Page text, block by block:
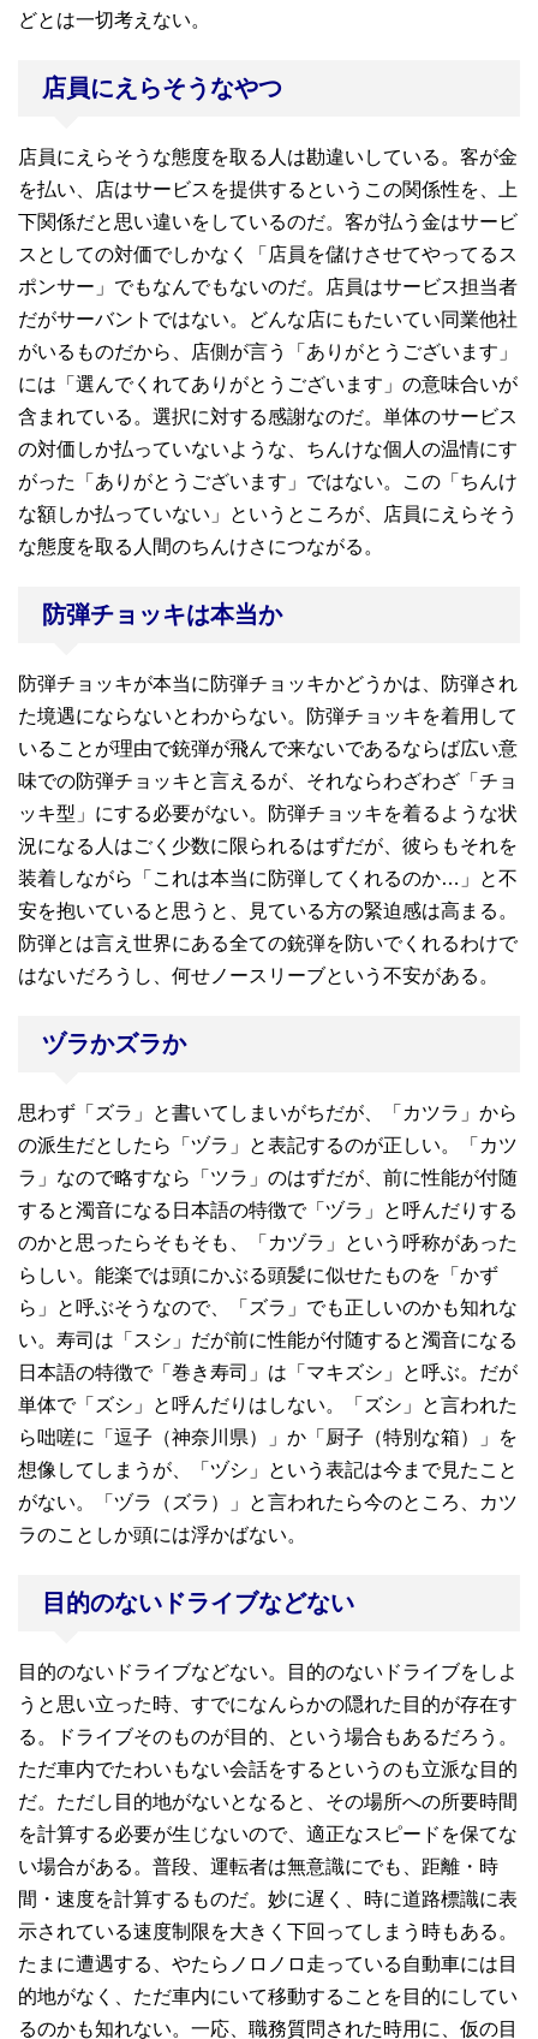
どとは一切考えない。
店員にえらそうなやつ
店員にえらそうな態度を取る人は勘違いしている。客が金
を払い、店はサービスを提供するというこの関係性を、上
下関係だと思い違いをしているのだ。客が払う金はサービ
スとしての対価でしかなく「店員を儲けさせてやってるス
ポンサー」でもなんでもないのだ。店員はサービス担当者
だがサーバントではない。どんな店にもたいてい同業他社
がいるものだから、店側が言う「ありがとうございます」
には「選んでくれてありがとうございます」の意味合いが
含まれている。選択に対する感謝なのだ。単体のサービス
の対価しか払っていないような、ちんけな個人の温情にす
がった「ありがとうございます」ではない。この「ちんけ
な額しか払っていない」というところが、店員にえらそう
な態度を取る人間のちんけさにつながる。
防弾チョッキは本当か
防弾チョッキが本当に防弾チョッキかどうかは、防弾され
た境遇にならないとわからない。防弾チョッキを着用して
いることが理由で銃弾が飛んで来ないであるならば広い意
味での防弾チョッキと言えるが、それならわざわざ「チョ
ッキ型」にする必要がない。防弾チョッキを着るような状
況になる人はごく少数に限られるはずだが、彼らもそれを
装着しながら「これは本当に防弾してくれるのか…」と不
安を抱いていると思うと、見ている方の緊迫感は高まる。
防弾とは言え世界にある全ての銃弾を防いでくれるわけで
はないだろうし、何せノースリーブという不安がある。
ヅラかズラか
思わず「ズラ」と書いてしまいがちだが、「カツラ」から
の派生だとしたら「ヅラ」と表記するのが正しい。「カツ
ラ」なので略すなら「ツラ」のはずだが、前に性能が付随
すると濁音になる日本語の特徴で「ヅラ」と呼んだりする
のかと思ったらそもそも、「カヅラ」という呼称があった
らしい。能楽では頭にかぶる頭髪に似せたものを「かず
ら」と呼ぶそうなので、「ズラ」でも正しいのかも知れな
い。寿司は「スシ」だが前に性能が付随すると濁音になる
日本語の特徴で「巻き寿司」は「マキズシ」と呼ぶ。だが
単体で「ズシ」と呼んだりはしない。「ズシ」と言われた
ら咄嗟に「逗子（神奈川県）」か「厨子（特別な箱）」を
想像してしまうが、「ヅシ」という表記は今まで見たこと
がない。「ヅラ（ズラ）」と言われたら今のところ、カツ
ラのことしか頭には浮かばない。
目的のないドライブなどない
目的のないドライブなどない。目的のないドライブをしよ
うと思い立った時、すでになんらかの隠れた目的が存在す
る。ドライブそのものが目的、という場合もあるだろう。
ただ車内でたわいもない会話をするというのも立派な目的
だ。ただし目的地がないとなると、その場所への所要時間
を計算する必要が生じないので、適正なスピードを保てな
い場合がある。普段、運転者は無意識にでも、距離・時
間・速度を計算するものだ。妙に遅く、時に道路標識に表
示されている速度制限を大きく下回ってしまう時もある。
たまに遭遇する、やたらノロノロ走っている自動車には目
的地がなく、ただ車内にいて移動することを目的にしてい
るのかも知れない。一応、職務質問された時用に、仮の目